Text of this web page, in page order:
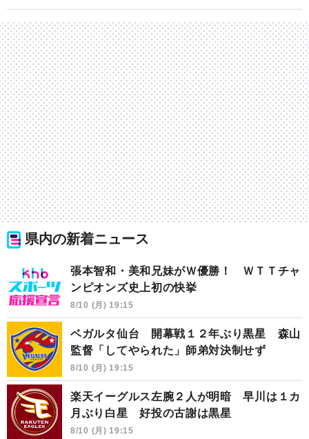
県内の新着ニュース
張本智和・美和兄妹がＷ優勝！ ＷＴＴチャ
ンピオンズ史上初の快挙
8/10 (月) 19:15
ベガルタ仙台 開幕戦１２年ぶり黒星 森山
監督「してやられた」師弟対決制せず
8/10 (月) 19:15
楽天イーグルス左腕２人が明暗 早川は１カ
月ぶり白星 好投の古謝は黒星
8/10 (月) 19:15